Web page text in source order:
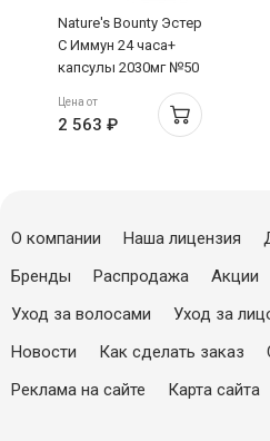
Nature's Bounty Эстер
С Иммун 24 часа+
капсулы 2030мг №50
Цена от
2 563 ₽
О компании Наша лицензия
Бренды
Распродажа Акции
Уход за волосами
Уход за
Новости
Как сделать заказ
Реклама на сайте
Карта сайта